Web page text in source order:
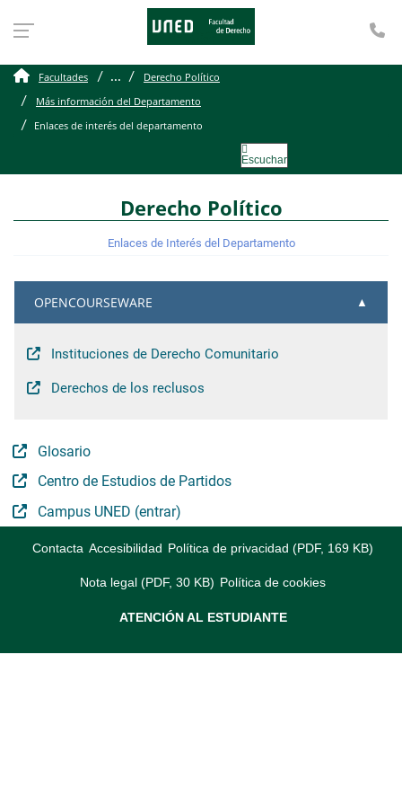
Enlaces de interés del
Facultades ...
Derecho Político
Más información del Departamento
Enlaces de interés del departamento
Escuchar
Derecho Político
Enlaces de Interés del Departamento
OPENCOURSEWARE
Instituciones de Derecho Comunitario
Derechos de los reclusos
Glosario
Centro de Estudios de Partidos
Campus UNED (entrar)
Contacta Accesibilidad Política de privacidad (PDF, 169 KB)
Nota legal (PDF, 30 KB) Política de cookies
ATENCIÓN AL ESTUDIANTE